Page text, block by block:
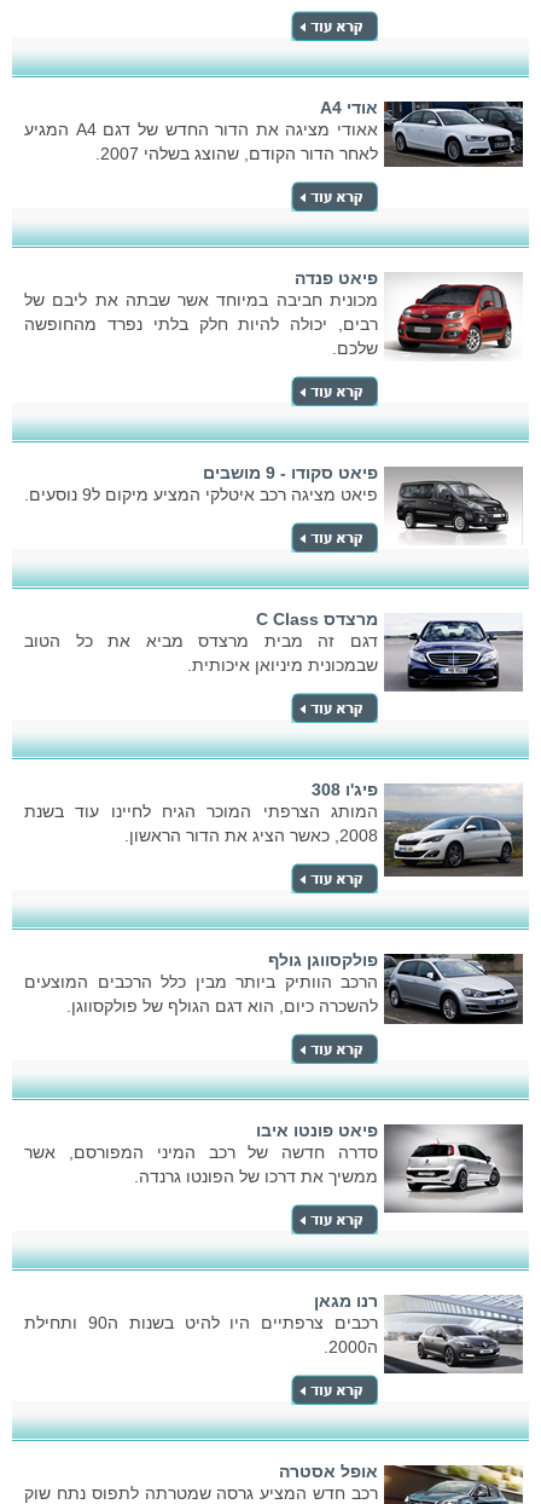
אודי A4
אאודי מציגה את הדור החדש של דגם A4 המגיע
לאחר הדור הקודם, שהוצג בשלהי 2007.
פיאט פנדה
מכונית חביבה במיוחד אשר שבתה את ליבם של
רבים, יכולה להיות חלק בלתי נפרד מהחופשה
שלכם.
פיאט סקודו - 9 מושבים
פיאט מציגה רכב איטלקי המציע מיקום ל9 נוסעים.
מרצדס C Class
דגם זה מבית מרצדס מביא את כל הטוב
שבמכונית מיניואן איכותית.
פיג'ו 308
המותג הצרפתי המוכר הגיח לחיינו עוד בשנת
2008, כאשר הציג את הדור הראשון.
פולקסווגן גולף
הרכב הוותיק ביותר מבין כלל הרכבים המוצעים
להשכרה כיום, הוא דגם הגולף של פולקסווגן.
פיאט פונטו איבו
סדרה חדשה של רכב המיני המפורסם, אשר
ממשיך את דרכו של הפונטו גרנדה.
רנו מגאן
רכבים צרפתיים היו להיט בשנות ה90 ותחילת
ה2000.
אופל אסטרה
רכב חדש המציע גרסה שמטרתה לתפוס נתח שוק